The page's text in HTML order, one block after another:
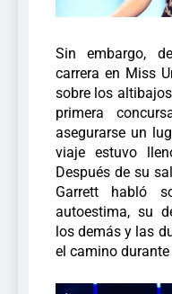
Sin embargo,
carrera en Miss
sobre los
primera
asegurarse un
viaje estuvo
Después de su
Garrett habló
autoestima, su
los demás y las
el camino